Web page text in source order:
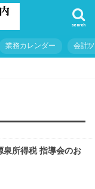
search
業務カレンダー 会計
所得税 指導会のお